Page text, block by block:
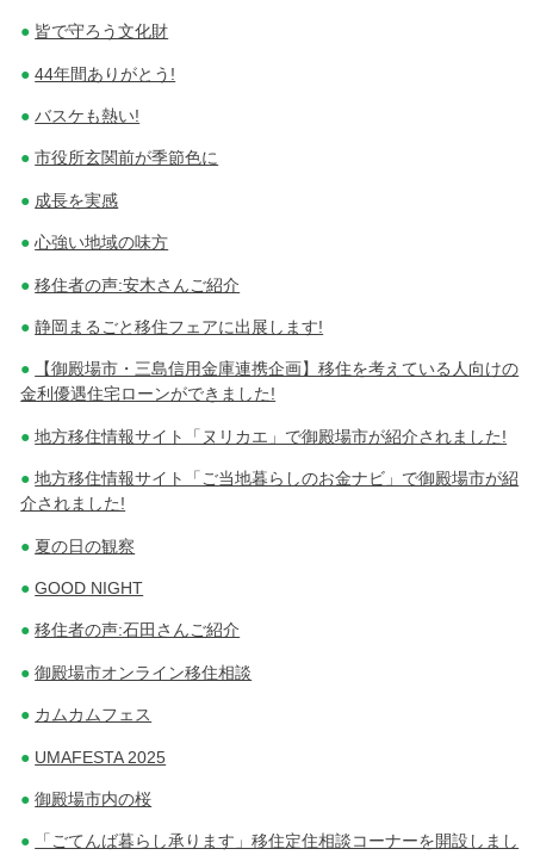
皆で守ろう文化財
44年間ありがとう!
バスケも熱い!
市役所玄関前が季節色に
成長を実感
心強い地域の味方
移住者の声:安木さんご紹介
静岡まるごと移住フェアに出展します!
【御殿場市・三島信用金庫連携企画】移住を考えている人向けの
金利優遇住宅ローンができました!
地方移住情報サイト「ヌリカエ」で御殿場市が紹介されました!
地方移住情報サイト「ご当地暮らしのお金ナビ」で御殿場市が紹
介されました!
夏の日の観察
GOOD NIGHT
移住者の声:石田さんご紹介
御殿場市オンライン移住相談
カムカムフェス
UMAFESTA 2025
御殿場市内の桜
「ごてんば暮らし承ります」移住定住相談コーナーを開設しまし